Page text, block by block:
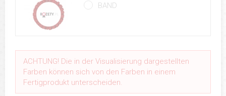
BAND
ACHTUNG! Die in der Visualisierung dargestellten
Farben können sich von den Farben in einem
Fertigprodukt unterscheiden.